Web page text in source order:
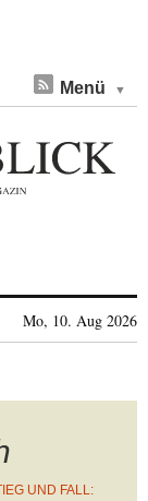
Menü
Mo, 10. Aug 2026
UND FALL: